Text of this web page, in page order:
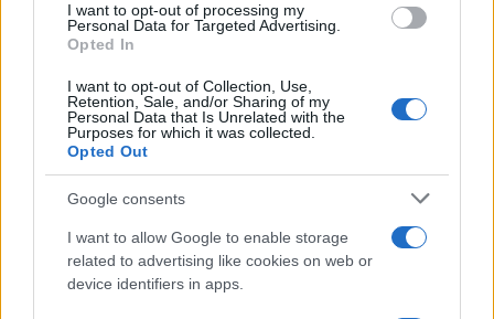
consent section.
I want to opt-out of processing my
Personal Data for Targeted Advertising.
Opted In
I want to opt-out of Collection, Use,
Retention, Sale, and/or Sharing of my
Personal Data that Is Unrelated with the
Purposes for which it was collected.
Opted Out
Google consents
I want to allow Google to enable storage
related to advertising like cookies on web or
device identifiers in apps.
FRASI
Frasi celebri
Frasi da condividere
Poesie
FILM
Frasi dei film